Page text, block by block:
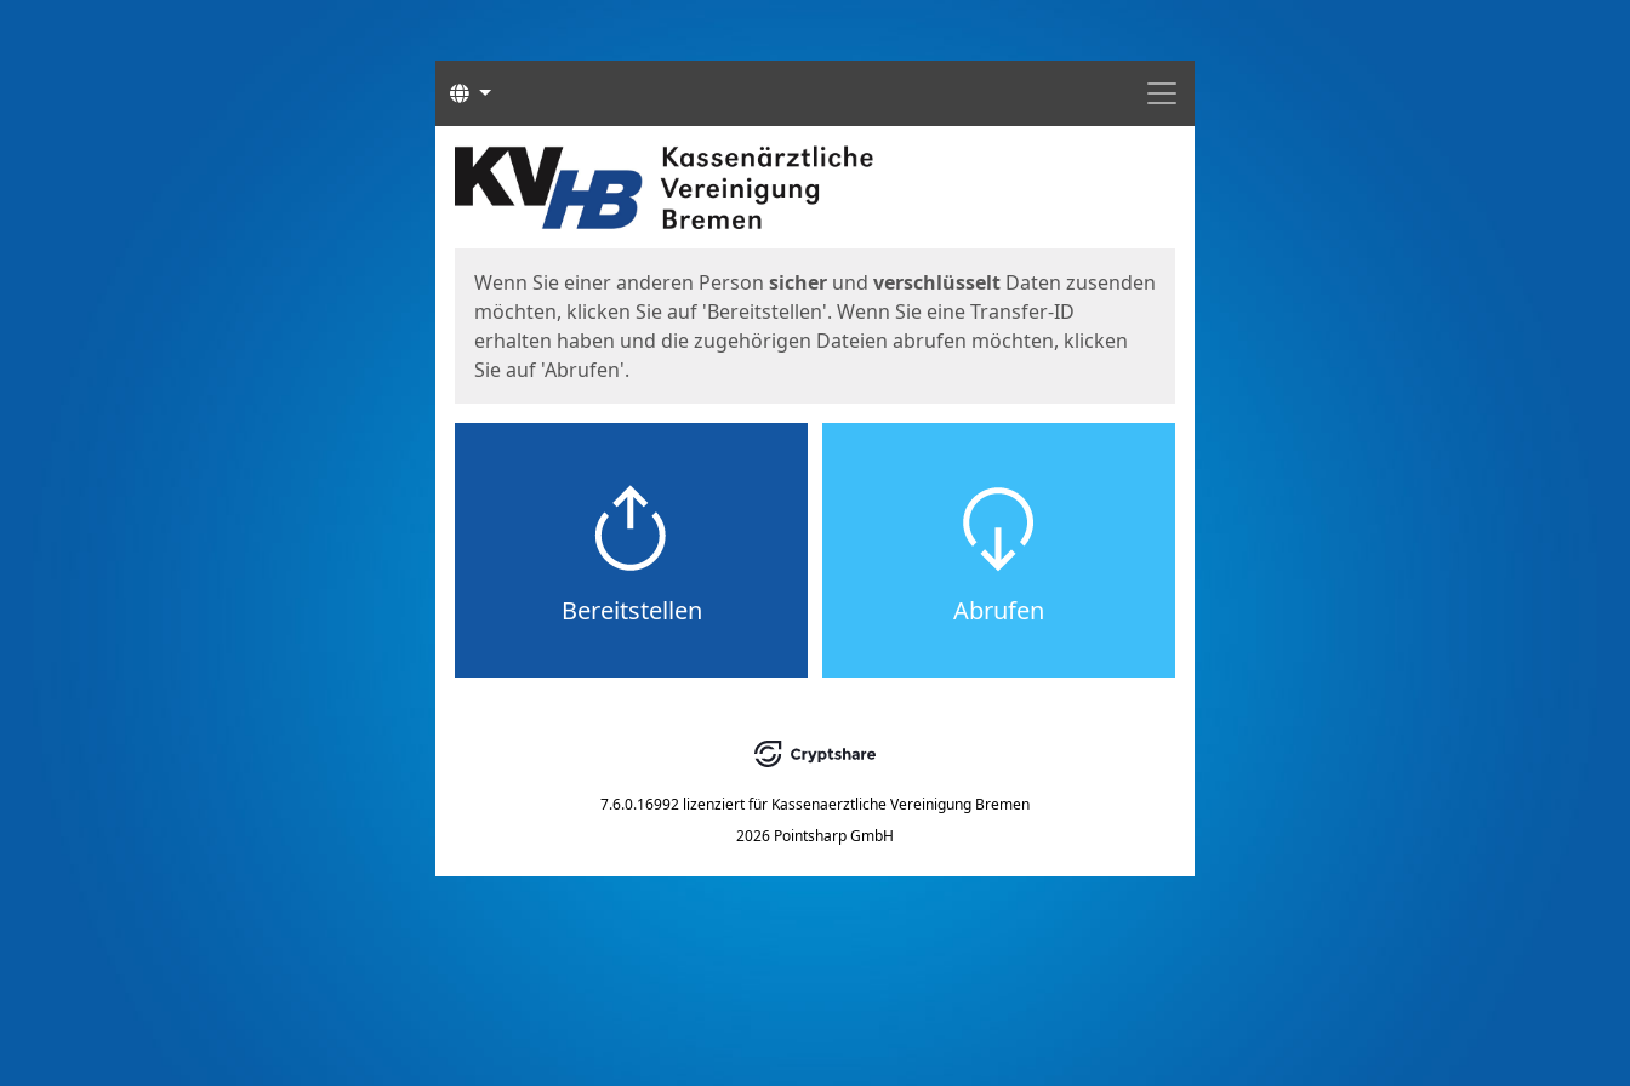
Menü
Sprachen
Start
Wenn Sie einer anderen Person sicher und verschlüsselt Daten zusenden
möchten, klicken Sie auf 'Bereitstellen'. Wenn Sie eine Transfer-ID
erhalten haben und die zugehörigen Dateien abrufen möchten, klicken
Sie auf 'Abrufen'.
Bereitstellen Abrufen
7.6.0.16992 lizenziert für Kassenaerztliche Vereinigung Bremen
2026 Pointsharp GmbH